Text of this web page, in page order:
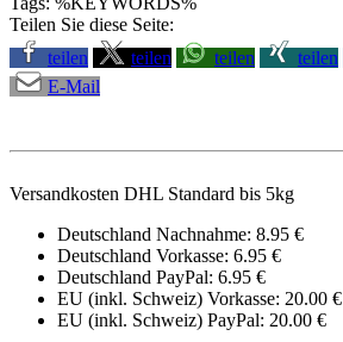
Teilen Sie diese Seite:
teilen
teilen teilen teilen
E-Mail
Versandkosten DHL Standard bis 5kg
Deutschland Nachnahme: 8.95 €
Deutschland Vorkasse: 6.95 €
Deutschland PayPal: 6.95 €
EU (inkl. Schweiz) Vorkasse: 20.00 €
EU (inkl. Schweiz) PayPal: 20.00 €